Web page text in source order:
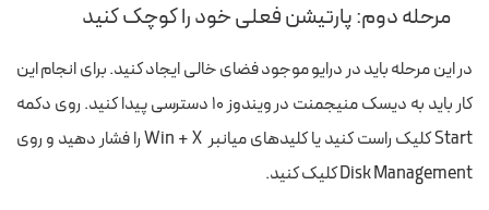
مرحله دوم: پارتیشن فعلی خود را کوچک کنید
در این مرحله باید در درایو موجود فضای خالی ایجاد کنید. برای انجام این
کار باید به دیسک منیجمنت در ویندوز ۱۰ دسترسی پیدا کنید. روی دکمه
Start کلیک راست کنید یا کلیدهای میانبر Win + X را فشار دهید و روی
Disk Management کلیک کنید.